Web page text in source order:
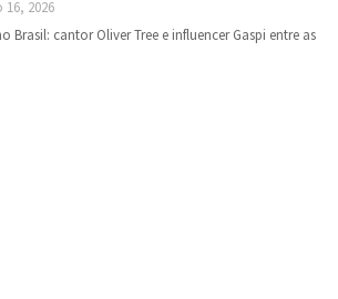
16, 2026
Brasil: cantor Oliver Tree e influencer Gaspi entre as